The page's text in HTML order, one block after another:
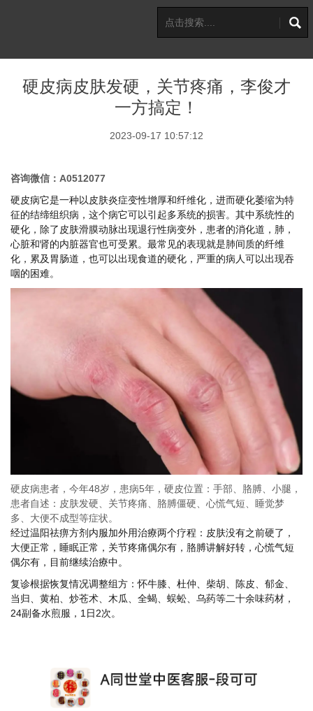
硬皮病皮肤发硬，关节疼痛，李俊才
一方搞定！
2023-09-17 10:57:12
咨询微信：A0512077
硬皮病它是一种以皮肤炎症变性增厚和纤维化，进而硬化萎缩为特
征的结缔组织病，这个病它可以引起多系统的损害。其中系统性的
硬化，除了皮肤滑膜动脉出现退行性病变外，患者的消化道，肺，
心脏和肾的内脏器官也可受累。最常见的表现就是肺间质的纤维
化，累及胃肠道，也可以出现食道的硬化，严重的病人可以出现吞
咽的困难。
硬皮病患者，今年48岁，患病5年，硬皮位置：手部、胳膊、小腿，
患者自述：皮肤发硬、关节疼痛、胳膊僵硬、心慌气短、睡觉梦
多、大便不成型等症状。
经过温阳祛痹方剂内服加外用治療两个疗程：皮肤没有之前硬了，
大便正常，睡眠正常，关节疼痛偶尔有，胳膊讲解好转，心慌气短
偶尔有，目前继续治療中。
复诊根据恢复情况调整组方：怀牛膝、杜仲、柴胡、陈皮、郁金、
当归、黄柏、炒苍术、木瓜、全蝎、蜈蚣、乌药等二十余味药材，
24副备水煎服，1日2次。